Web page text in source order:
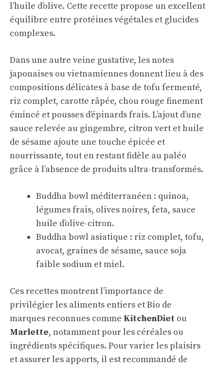
l’huile d’olive. Cette recette propose un excellent
équilibre entre protéines végétales et glucides
complexes.
Dans une autre veine gustative, les notes
japonaises ou vietnamiennes donnent lieu à des
compositions délicates à base de tofu fermenté,
riz complet, carotte râpée, chou rouge finement
émincé et pousses d’épinards frais. L’ajout d’une
sauce relevée au gingembre, citron vert et huile
de sésame ajoute une touche épicée et
nourrissante, tout en restant fidèle au paléo
grâce à l’absence de produits ultra-transformés.
Buddha bowl méditerranéen : quinoa,
légumes frais, olives noires, feta, sauce
huile d’olive-citron.
Buddha bowl asiatique : riz complet, tofu,
avocat, graines de sésame, sauce soja
faible sodium et miel.
Ces recettes montrent l’importance de
privilégier les aliments entiers et Bio de
marques reconnues comme KitchenDiet ou
Marlette, notamment pour les céréales ou
ingrédients spécifiques. Pour varier les plaisirs
et assurer les apports, il est recommandé de